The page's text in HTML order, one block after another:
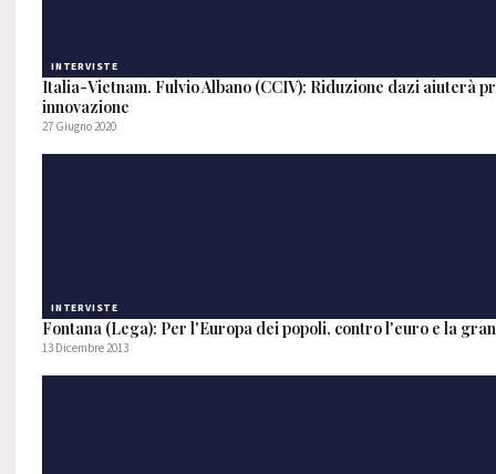
INTERVISTE
Italia-Vietnam. Fulvio Albano (CCIV): Riduzione dazi aiuterà
innovazione
27 Giugno 2020
INTERVISTE
Fontana (Lega): Per l'Europa dei popoli, contro l'euro e la
13 Dicembre 2013